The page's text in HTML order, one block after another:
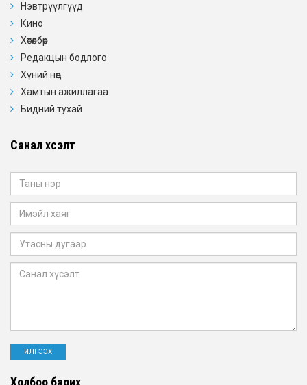
Нэвтрүүлгүүд
Кино
Хөтөлбөр
Редакцын бодлого
Хүний нөөц
Хамтын ажиллагаа
Бидний тухай
Санал хүсэлт
Холбоо барих